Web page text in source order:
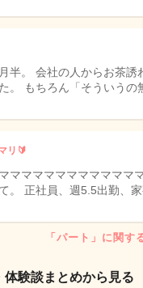
半。 会社の人からお茶誘
。 もちろん「そういうの
リ🔰
マママママママママママ
。 正社員、週5.5出勤、家
「パート」に関す
験談まとめから見る